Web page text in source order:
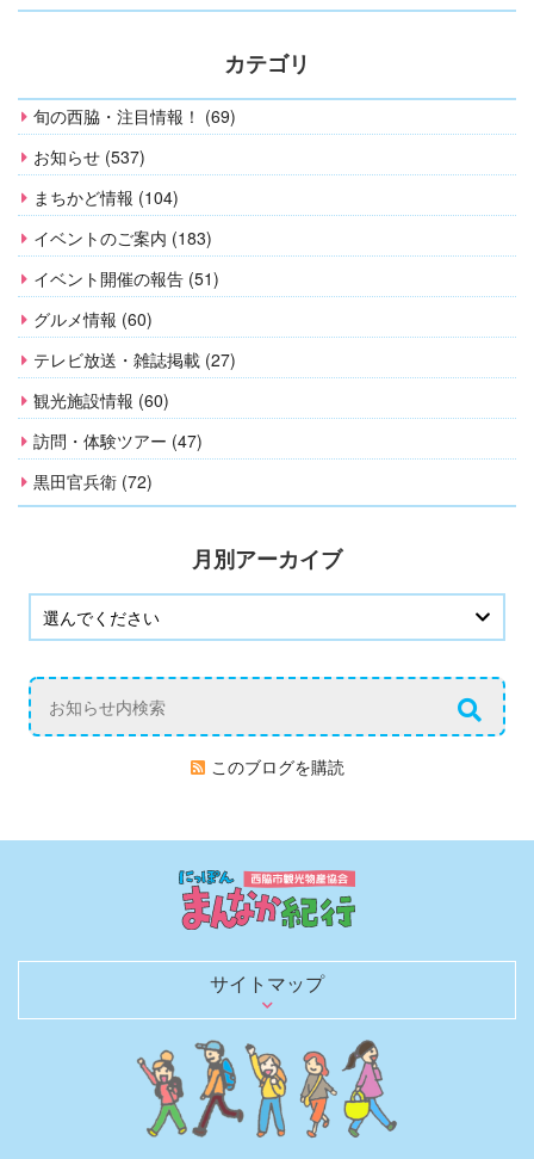
カテゴリ
旬の西脇・注目情報！ (69)
お知らせ (537)
まちかど情報 (104)
イベントのご案内 (183)
イベント開催の報告 (51)
グルメ情報 (60)
テレビ放送・雑誌掲載 (27)
観光施設情報 (60)
訪問・体験ツアー (47)
黒田官兵衛 (72)
月別アーカイブ
このブログを購読
サイトマップ
日本のまんなかを行く
歴史を語る文化財
観光スポット
お土産・買い物
レジャー・宿泊
日本のへそ到達証明書を発行
へそにちなんだグルメ＆お土産
へそにちなんだイベント
観光モデルコース
春夏秋冬 花ごよみ
四季を彩る風物詩（イベントガイド）
にしわき豆知識
体験・土産にしたい匠の技と味
のんびり泊まろう
キャンプで自然を満喫
観光パンフレット
お役立ちリンク
観光ガイドがご同行します！
取材・ロケ支援のご相談
旅行会社のみなさまへ
西脇市観光物産協会について
西脇市観光物産協会の会員一覧
西脇市へのアクセス
お知らせブログ
お問い合わせ